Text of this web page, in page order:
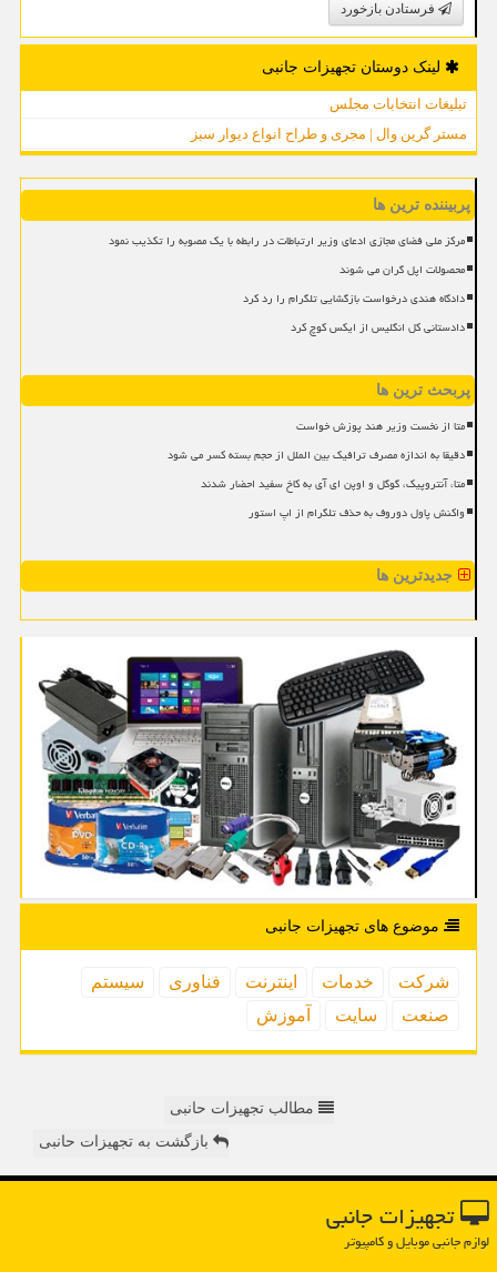
فرستادن بازخورد
لینک دوستان تجهیزات جانبی
تبلیغات انتخابات مجلس
مستر گرین وال | مجری و طراح انواع دیوار سبز
پربیننده ترین ها
مرکز ملی فضای مجازی ادعای وزیر ارتباطات در رابطه با یک مصوبه را تکذیب نمود
محصولات اپل گران می شوند
دادگاه هندی درخواست بازگشایی تلگرام را رد کرد
دادستانی کل انگلیس از ایکس کوچ کرد
پربحث ترین ها
متا از نخست وزیر هند پوزش خواست
دقیقا به اندازه مصرف ترافیک بین الملل از حجم بسته کسر می شود
متا، آنتروپیک، گوگل و اوپن ای آی به کاخ سفید احضار شدند
واکنش پاول دوروف به حذف تلگرام از اپ استور
جدیدترین ها
موضوع های تجهیزات جانبی
شركت خدمات اینترنت فناوری
سیستم
صنعت
سایت آموزش
مطالب تجهیزات حانبی
بازگشت به تجهیزات حانبی
تجهیزات جانبی
لوازم جانبی موبایل و کامپیوتر